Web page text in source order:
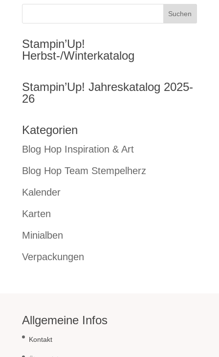
Stampin’Up!
Herbst-/Winterkatalog
Stampin’Up! Jahreskatalog 2025-
26
Kategorien
Blog Hop Inspiration & Art
Blog Hop Team Stempelherz
Kalender
Karten
Minialben
Verpackungen
Allgemeine Infos
Kontakt